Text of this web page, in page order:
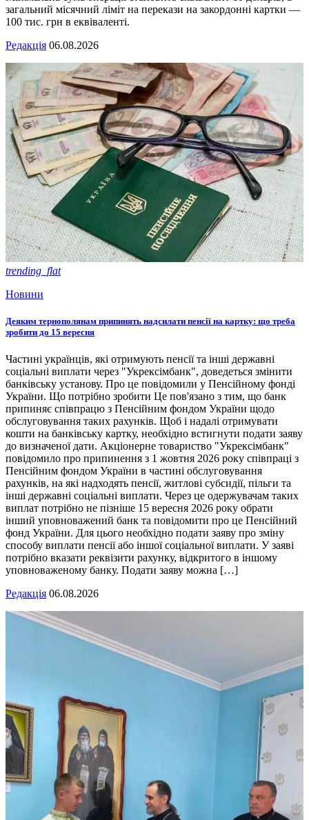
загальний місячний ліміт на перекази на закордонні картки —
100 тис. грн в еквіваленті.
Редакція 06.08.2026
trending_flat
Новини
Деяким тернополянам припинять надсилати пенсії на картку: що треба
зробити до 15 вересня
Частині українців, які отримують пенсії та інші державні
соціальні виплати через "Укрексімбанк", доведеться змінити
банківську установу. Про це повідомили у Пенсійному фонді
України. Що потрібно зробити Це пов'язано з тим, що банк
припиняє співпрацю з Пенсійним фондом України щодо
обслуговування таких рахунків. Щоб і надалі отримувати
кошти на банківську картку, необхідно встигнути подати заяву
до визначеної дати. Акціонерне товариство "Укрексімбанк"
повідомило про припинення з 1 жовтня 2026 року співпраці з
Пенсійним фондом України в частині обслуговування
рахунків, на які надходять пенсії, житлові субсидії, пільги та
інші державні соціальні виплати. Через це одержувачам таких
виплат потрібно не пізніше 15 вересня 2026 року обрати
інший уповноважений банк та повідомити про це Пенсійний
фонд України. Для цього необхідно подати заяву про зміну
способу виплати пенсії або іншої соціальної виплати. У заяві
потрібно вказати реквізити рахунку, відкритого в іншому
уповноваженому банку. Подати заяву можна […]
Редакція 06.08.2026